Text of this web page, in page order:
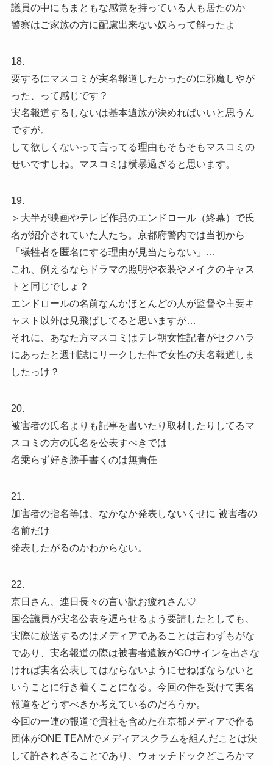
議員の中にもまともな感覚を持っている人も居たのか
警察はご家族の方に配慮出来ない奴らって解ったよ
18.
要するにマスコミが実名報道したかったのに邪魔しやが
った、って感じです？
実名報道するしないは基本遺族が決めればいいと思うん
ですが。
して欲しくないって言ってる理由もそもそもマスコミの
せいですしね。マスコミは横暴過ぎると思います。
19.
＞大半が映画やテレビ作品のエンドロール（終幕）で氏
名が紹介されていた人たち。京都府警内では当初から
「犠牲者を匿名にする理由が見当たらない」…
これ、例えるならドラマの照明や衣装やメイクのキャス
トと同じでしょ？
エンドロールの名前なんかほとんどの人が監督や主要キ
ャスト以外は見飛ばしてると思いますが…
それに、あなた方マスコミはテレ朝女性記者がセクハラ
にあったと週刊誌にリークした件で女性の実名報道しま
したっけ？
20.
被害者の氏名よりも記事を書いたり取材したりしてるマ
スコミの方の氏名を公表すべきでは
名乗らず好き勝手書くのは無責任
21.
加害者の指名等は、なかなか発表しないくせに 被害者の
名前だけ
発表したがるのかわからない。
22.
京日さん、連日長々の言い訳お疲れさん♡
国会議員が実名公表を遅らせるよう要請したとしても、
実際に放送するのはメディアであることは言わずもがな
であり、実名報道の際は被害者遺族がGOサインを出さな
ければ実名公表してはならないようにせねばならないと
いうことに行き着くことになる。今回の件を受けて実名
報道をどうすべきか考えているのだろうか。
今回の一連の報道で貴社を含めた在京都メディアで作る
団体がONE TEAMでメディアスクラムを組んだことは決
して許されざることであり、ウォッチドックどころかマ